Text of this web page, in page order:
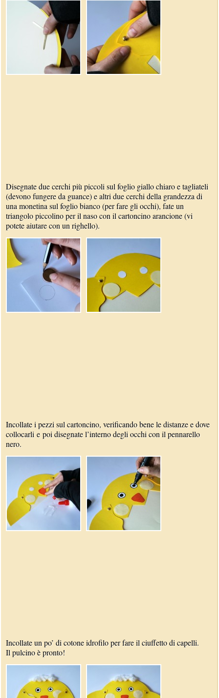
Disegnate due cerchi più piccoli sul foglio giallo chiaro e tagliateli
(devono fungere da guance) e altri due cerchi della grandezza di
una monetina sul foglio bianco (per fare gli occhi), fate un
triangolo piccolino per il naso con il cartoncino arancione (vi
potete aiutare con un righello).
Incollate i pezzi sul cartoncino, verificando bene le distanze e dove
collocarli e poi disegnate l’interno degli occhi con il pennarello
nero.
Incollate un po’ di cotone idrofilo per fare il ciuffetto di capelli.
Il pulcino è pronto!